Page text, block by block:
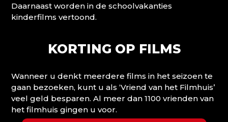
Daarnaast worden in de schoolvakanties
kinderfilms vertoond.
KORTING OP FILMS
Wanneer u denkt meerdere films in het seizoen te
gaan bezoeken, kunt u als ‘Vriend van het Filmhuis’
veel geld besparen. Al meer dan 1100 vrienden van
het filmhuis gingen u voor.